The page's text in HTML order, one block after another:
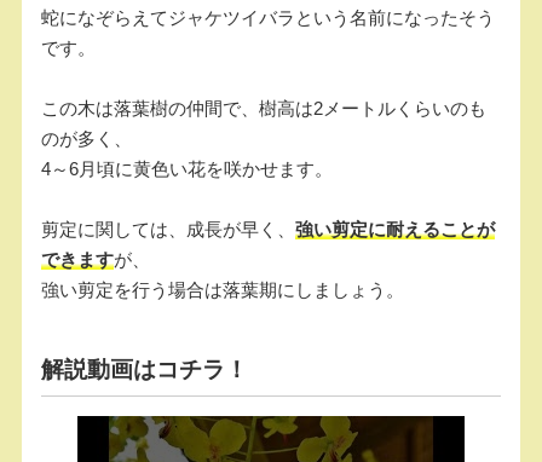
蛇になぞらえてジャケツイバラという名前になったそう
です。
この木は落葉樹の仲間で、樹高は2メートルくらいのも
のが多く、
4～6月頃に黄色い花を咲かせます。
剪定に関しては、成長が早く、強い剪定に耐えることが
できますが、
強い剪定を行う場合は落葉期にしましょう。
解説動画はコチラ！